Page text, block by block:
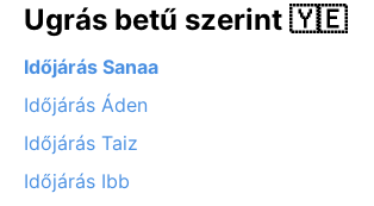
Ugrás betű szerint 🇾🇪
Időjárás Sanaa
Időjárás Áden
Időjárás Taiz
Időjárás Ibb